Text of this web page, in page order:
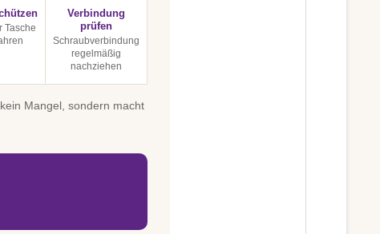
Tasche
Verbindung
prüfen
Schraubverbindung
regelmäßig
nachziehen
Mangel, sondern macht